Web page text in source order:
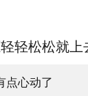
轻松松就
点心动了